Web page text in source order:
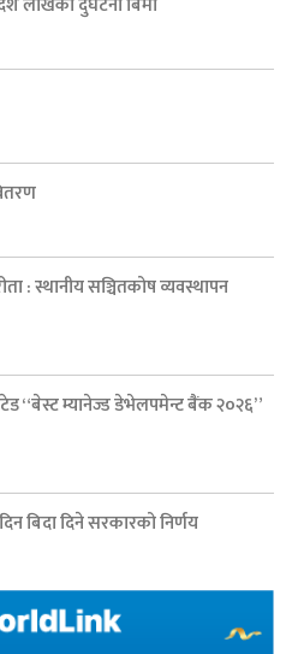
: स्थानीय सञ्चितकोष व्यवस्थापन
“बेस्ट म्यानेज्ड डेभेलपमेन्ट बैंक २०२६”
बिदा दिने सरकारको निर्णय